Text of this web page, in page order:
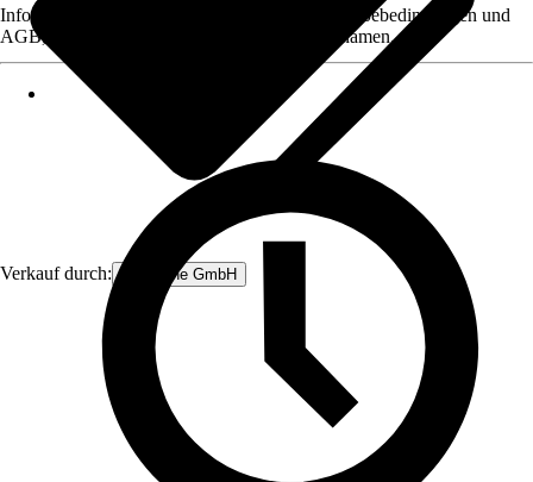
Verkauf durch: get.online GmbH
Informationen des Verkäufers, wie z. B. Rückgabebedingungen und
AGB, finden Sie bei Klick auf den Verkäufernamen.